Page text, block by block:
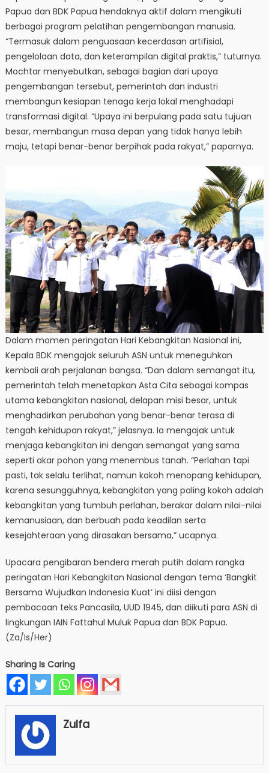
Papua dan BDK Papua hendaknya aktif dalam mengikuti
berbagai program pelatihan pengembangan manusia.
“Termasuk dalam penguasaan kecerdasan artifisial,
pengelolaan data, dan keterampilan digital praktis,” tuturnya.
Mochtar menyebutkan, sebagai bagian dari upaya
pengembangan tersebut, pemerintah dan industri
membangun kesiapan tenaga kerja lokal menghadapi
transformasi digital. “Upaya ini berpulang pada satu tujuan
besar, membangun masa depan yang tidak hanya lebih
maju, tetapi benar-benar berpihak pada rakyat,” paparnya.
Dalam momen peringatan Hari Kebangkitan Nasional ini,
Kepala BDK mengajak seluruh ASN untuk meneguhkan
kembali arah perjalanan bangsa. “Dan dalam semangat itu,
pemerintah telah menetapkan Asta Cita sebagai kompas
utama kebangkitan nasional, delapan misi besar, untuk
menghadirkan perubahan yang benar-benar terasa di
tengah kehidupan rakyat,” jelasnya. Ia mengajak untuk
menjaga kebangkitan ini dengan semangat yang sama
seperti akar pohon yang menembus tanah. “Perlahan tapi
pasti, tak selalu terlihat, namun kokoh menopang kehidupan,
karena sesungguhnya, kebangkitan yang paling kokoh adalah
kebangkitan yang tumbuh perlahan, berakar dalam nilai-nilai
kemanusiaan, dan berbuah pada keadilan serta
kesejahteraan yang dirasakan bersama,” ucapnya.
Upacara pengibaran bendera merah putih dalam rangka
peringatan Hari Kebangkitan Nasional dengan tema ‘Bangkit
Bersama Wujudkan Indonesia Kuat’ ini diisi dengan
pembacaan teks Pancasila, UUD 1945, dan diikuti para ASN di
lingkungan IAIN Fattahul Muluk Papua dan BDK Papua.
(Za/Is/Her)
Sharing Is Caring
Zulfa